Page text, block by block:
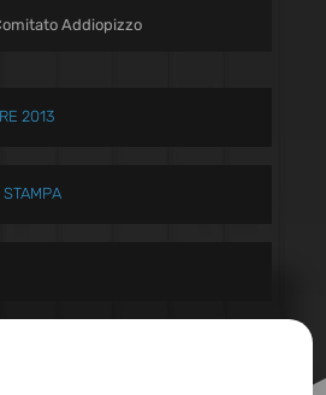
Addiopizzo
2013